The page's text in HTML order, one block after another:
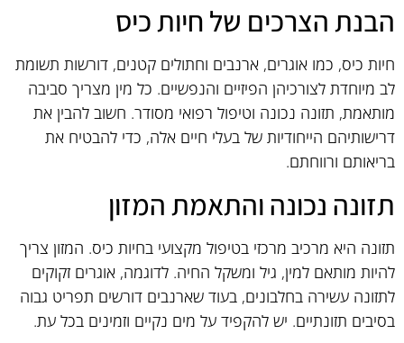
הבנת הצרכים של חיות כיס
חיות כיס, כמו אוגרים, ארנבים וחתולים קטנים, דורשות תשומת
לב מיוחדת לצורכיהן הפיזיים והנפשיים. כל מין מצריך סביבה
מותאמת, תזונה נכונה וטיפול רפואי מסודר. חשוב להבין את
דרישותיהם הייחודיות של בעלי חיים אלה, כדי להבטיח את
בריאותם ורווחתם.
תזונה נכונה והתאמת המזון
תזונה היא מרכיב מרכזי בטיפול מקצועי בחיות כיס. המזון צריך
להיות מותאם למין, גיל ומשקל החיה. לדוגמה, אוגרים זקוקים
לתזונה עשירה בחלבונים, בעוד שארנבים דורשים תפריט גבוה
בסיבים תזונתיים. יש להקפיד על מים נקיים וזמינים בכל עת.